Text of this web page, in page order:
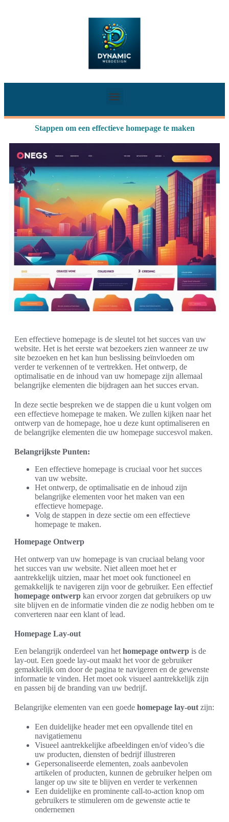
Stappen om een effectieve homepage te maken
Een effectieve homepage is de sleutel tot het succes van uw
website. Het is het eerste wat bezoekers zien wanneer ze uw
site bezoeken en het kan hun beslissing beïnvloeden om
verder te verkennen of te vertrekken. Het ontwerp, de
optimalisatie en de inhoud van uw homepage zijn allemaal
belangrijke elementen die bijdragen aan het succes ervan.
In deze sectie bespreken we de stappen die u kunt volgen om
een effectieve homepage te maken. We zullen kijken naar het
ontwerp van de homepage, hoe u deze kunt optimaliseren en
de belangrijke elementen die uw homepage succesvol maken.
Belangrijkste Punten:
Een effectieve homepage is cruciaal voor het succes
van uw website.
Het ontwerp, de optimalisatie en de inhoud zijn
belangrijke elementen voor het maken van een
effectieve homepage.
Volg de stappen in deze sectie om een effectieve
homepage te maken.
Homepage Ontwerp
Het ontwerp van uw homepage is van cruciaal belang voor
het succes van uw website. Niet alleen moet het er
aantrekkelijk uitzien, maar het moet ook functioneel en
gemakkelijk te navigeren zijn voor de gebruiker. Een effectief
homepage ontwerp kan ervoor zorgen dat gebruikers op uw
site blijven en de informatie vinden die ze nodig hebben om te
converteren naar een klant of lead.
Homepage Lay-out
Een belangrijk onderdeel van het homepage ontwerp is de
lay-out. Een goede lay-out maakt het voor de gebruiker
gemakkelijk om door de pagina te navigeren en de gewenste
informatie te vinden. Het moet ook visueel aantrekkelijk zijn
en passen bij de branding van uw bedrijf.
Belangrijke elementen van een goede homepage lay-out zijn:
Een duidelijke header met een opvallende titel en
navigatiemenu
Visueel aantrekkelijke afbeeldingen en/of video’s die
uw producten, diensten of bedrijf illustreren
Gepersonaliseerde elementen, zoals aanbevolen
artikelen of producten, kunnen de gebruiker helpen om
langer op uw site te blijven en verder te verkennen
Een duidelijke en prominente call-to-action knop om
gebruikers te stimuleren om de gewenste actie te
ondernemen